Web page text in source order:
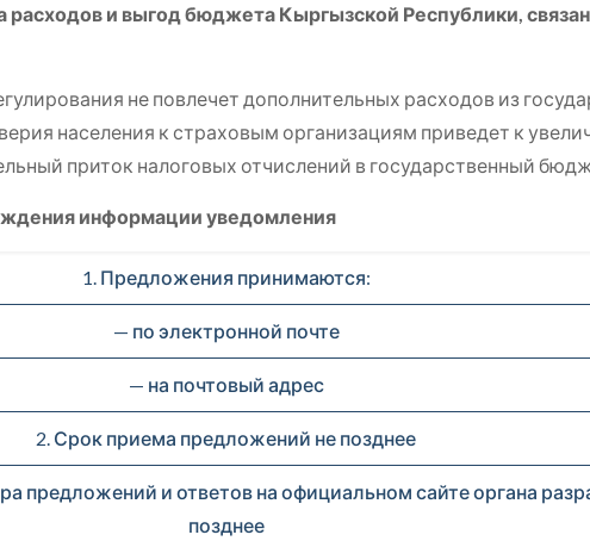
расходов и выгод бюджета Кыргызской Республики,
не повлечет дополнительных расходов из
населения к страховым организациям приведет к
приток налоговых отчислений в государственный
информации уведомления
1. Предложения принимаются:
— по электронной почте
— на почтовый адрес
2. Срок приема предложений не позднее
предложений и ответов на официальном сайте органа
позднее